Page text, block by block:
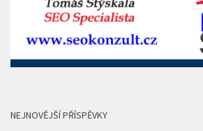
NEJNOVĚJŠÍ PŘÍSPĚVKY